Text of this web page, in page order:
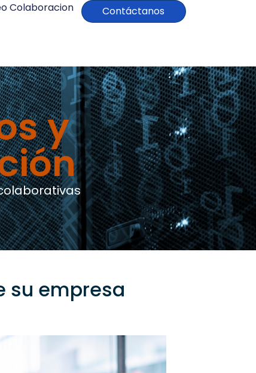
Colaboracion Contáctanos
y
su empresa